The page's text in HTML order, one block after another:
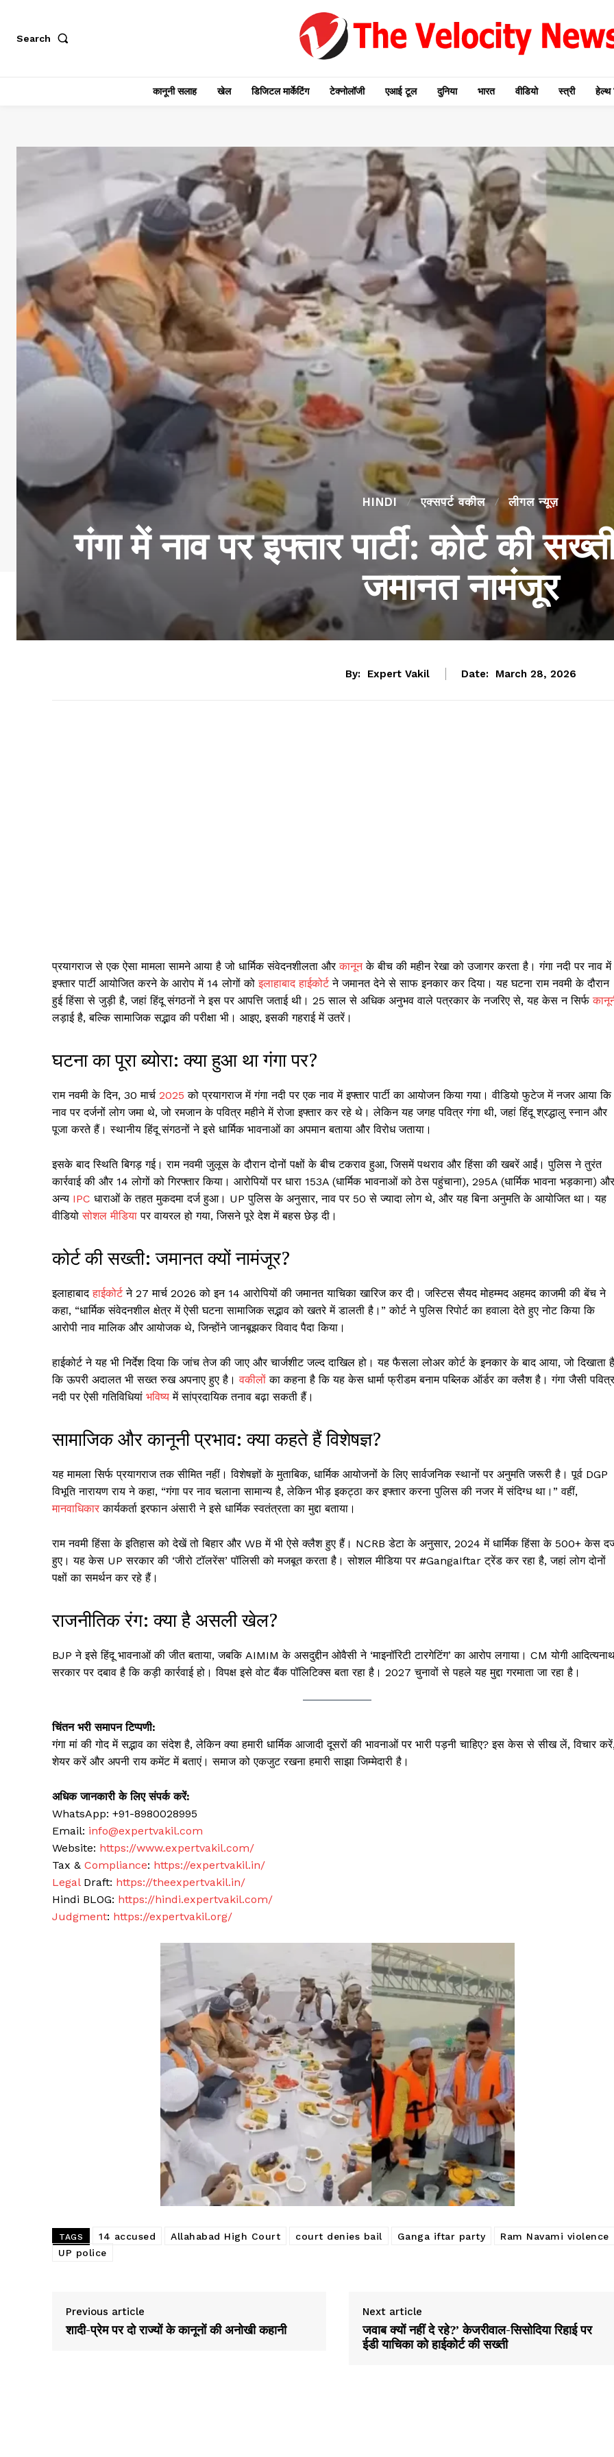
Search
कानूनी सलाह खेल डिजिटल मार्केटिंग टेक्नोलॉजी एआई टूल दुनिया भारत वीडियो स्त्री हेल्थ
HINDI एक्सपर्ट वकील लीगल न्यूज़
गंगा में नाव पर इफ्तार पार्टी: कोर्ट की
जमानत नामंजूर
By: Expert Vakil Date: March 28, 2026
प्रयागराज से एक ऐसा मामला सामने आया है जो धार्मिक संवेदनशीलता औरकानूनके बीच की महीन रेखा को उजागर करता है। गंगा नदी पर नाव में
इफ्तार पार्टी आयोजित करने के आरोप में 14 लोगों कोइलाहाबाद हाईकोर्टने जमानत देने से साफ इनकार कर दिया। यह घटना राम नवमी के दौरान
हुई हिंसा से जुड़ी है, जहां हिंदू संगठनों ने इस पर आपत्ति जताई थी। 25 साल से अधिक अनुभव वाले पत्रकार के नजरिए से, यह केस न सिर्फ
लड़ाई है, बल्कि सामाजिक सद्भाव की परीक्षा भी। आइए, इसकी गहराई में उतरें।
घटना का पूरा ब्योरा: क्या हुआ था गंगा पर?
राम नवमी के दिन, 30 मार्च 2025 को प्रयागराज में गंगा नदी पर एक नाव में इफ्तार पार्टी का आयोजन किया गया। वीडियो फुटेज में नजर आया कि
नाव पर दर्जनों लोग जमा थे, जो रमजान के पवित्र महीने में रोजा इफ्तार कर रहे थे। लेकिन यह जगह पवित्र गंगा थी, जहां हिंदू श्रद्धालु स्नान और
पूजा करते हैं। स्थानीय हिंदू संगठनों ने इसे धार्मिक भावनाओं का अपमान बताया और विरोध जताया।
इसके बाद स्थिति बिगड़ गई। राम नवमी जुलूस के दौरान दोनों पक्षों के बीच टकराव हुआ, जिसमें पथराव और हिंसा की खबरें आईं। पुलिस ने तुरंत
कार्रवाई की और 14 लोगों को गिरफ्तार किया। आरोपियों पर धारा 153A (धार्मिक भावनाओं को ठेस पहुंचाना), 295A (धार्मिक भावना भड़काना) और
अन्य IPC धाराओं के तहत मुकदमा दर्ज हुआ। UP पुलिस के अनुसार, नाव पर 50 से ज्यादा लोग थे, और यह बिना अनुमति के आयोजित था। यह
वीडियोसोशल मीडिया पर वायरल हो गया, जिसने पूरे देश में बहस छेड़ दी।
कोर्ट की सख्ती: जमानत क्यों नामंजूर?
इलाहाबादहाईकोर्टने 27 मार्च 2026 को इन 14 आरोपियों की जमानत याचिका खारिज कर दी। जस्टिस सैयद मोहम्मद अहमद काजमी की बेंच ने
कहा, “धार्मिक संवेदनशील क्षेत्र में ऐसी घटना सामाजिक सद्भाव को खतरे में डालती है।” कोर्ट ने पुलिस रिपोर्ट का हवाला देते हुए नोट किया कि
आरोपी नाव मालिक और आयोजक थे, जिन्होंने जानबूझकर विवाद पैदा किया।
हाईकोर्ट ने यह भी निर्देश दिया कि जांच तेज की जाए और चार्जशीट जल्द दाखिल हो। यह फैसला लोअर कोर्ट के इनकार के बाद आया, जो दिखाता है
कि ऊपरी अदालत भी सख्त रुख अपनाए हुए है।वकील ों का कहना है कि यह केस धार्मा फ्रीडम बनाम पब्लिक ऑर्डर का क्लैश है। गंगा जैसी पवित्र
नदी पर ऐसी गतिविधियां भविष्य में सांप्रदायिक तनाव बढ़ा सकती हैं।
सामाजिक और कानूनी प्रभाव: क्या कहते हैं विशेषज्ञ?
यह मामला सिर्फ प्रयागराज तक सीमित नहीं। विशेषज्ञों के मुताबिक, धार्मिक आयोजनों के लिए सार्वजनिक स्थानों पर अनुमति जरूरी है। पूर्व DGP
विभूति नारायण राय ने कहा, “गंगा पर नाव चलाना सामान्य है, लेकिन भीड़ इकट्ठा कर इफ्तार करना पुलिस की नजर में संदिग्ध था।” वहीं,
मानवाधिकार कार्यकर्ता इरफान अंसारी ने इसे धार्मिक स्वतंत्रता का मुद्दा बताया।
राम नवमी हिंसा के इतिहास को देखें तो बिहार और WB में भी ऐसे क्लैश हुए हैं। NCRB डेटा के अनुसार, 2024 में धार्मिक हिंसा के 500+ केस
हुए। यह केस UP सरकार की ‘जीरो टॉलरेंस’ पॉलिसी को मजबूत करता है। सोशल मीडिया पर #GangaIftar ट्रेंड कर रहा है, जहां लोग दोनों
पक्षों का समर्थन कर रहे हैं।
राजनीतिक रंग: क्या है असली खेल?
BJP ने इसे हिंदू भावनाओं की जीत बताया, जबकि AIMIM के असदुद्दीन ओवैसी ने ‘माइनॉरिटी टारगेटिंग’ का आरोप लगाया। CM योगी
सरकार पर दबाव है कि कड़ी कार्रवाई हो। विपक्ष इसे वोट बैंक पॉलिटिक्स बता रहा है। 2027 चुनावों से पहले यह मुद्दा गरमाता जा रहा है।
चिंतन भरी समापन टिप्पणी:
गंगा मां की गोद में सद्भाव का संदेश है, लेकिन क्या हमारी धार्मिक आजादी दूसरों की भावनाओं पर भारी पड़नी चाहिए? इस केस से सीख लें, विचार
शेयर करें और अपनी राय कमेंट में बताएं। समाज को एकजुट रखना हमारी साझा जिम्मेदारी है।
अधिक जानकारी के लिए संपर्क करें:
WhatsApp: +91-8980028995
Email: info@expertvakil.com
Website: https://www.expertvakil.com/
Tax & Compliance: https://expertvakil.in/
LegalDraft: https://theexpertvakil.in/
Hindi BLOG: https://hindi.expertvakil.com/
Judgment: https://expertvakil.org/
TAGS 14 accused Allahabad High Court court denies bail Ganga iftar party
Ram Navami violence
UP police
Previous article
शादी-प्रेम पर दो राज्यों के कानूनों की अनोखी कहानी
Next article
जवाब क्यों नहीं दे रहे?’ केजरीवाल-सिसोदिया रिहाई पर
ईडी याचिका को हाईकोर्ट की सख्ती